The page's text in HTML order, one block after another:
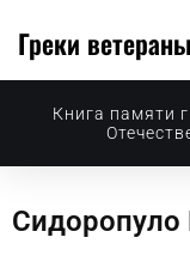
Греки
Книга памяти
Сидоропуло